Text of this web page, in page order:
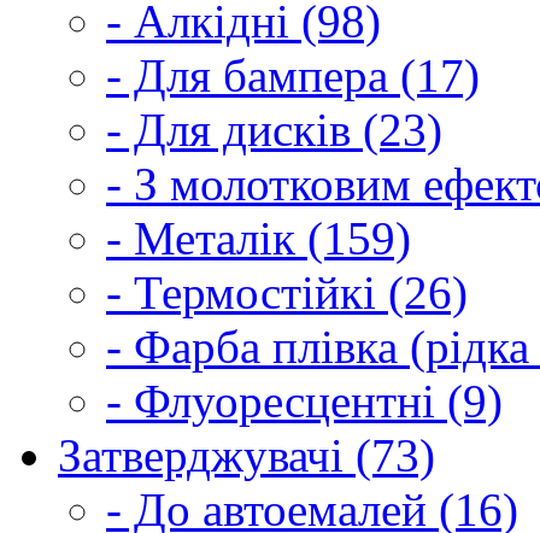
- Алкідні (98)
- Для бампера (17)
- Для дисків (23)
- З молотковим
- Металік (159)
- Термостійкі (26)
- Фарба плівка
- Флуоресцентні (9)
Затверджувачі (73)
- До автоемалей (16)